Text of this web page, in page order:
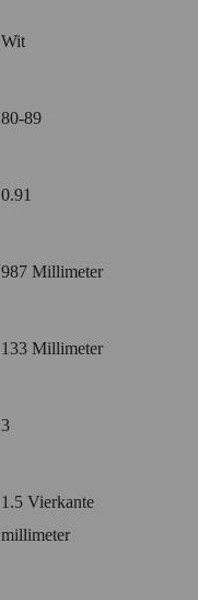
Wit
80-89
0.91
987 Millimeter
133 Millimeter
3
1.5 Vierkante
millimeter